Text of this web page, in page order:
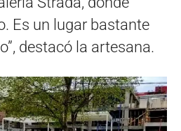
Es un lugar bastante
destacó la artesana.